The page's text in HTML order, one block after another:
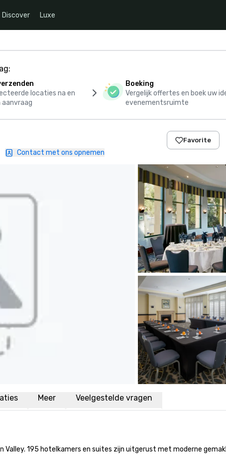
Discover Luxe
locaties na en
aanvraag
Boeking
Vergelijk offertes en boek uw
evenementsruimte
Contact met ons opnemen
Favorite
Meer Veelgestelde vragen
195 hotelkamers en suites zijn uitgerust met moderne